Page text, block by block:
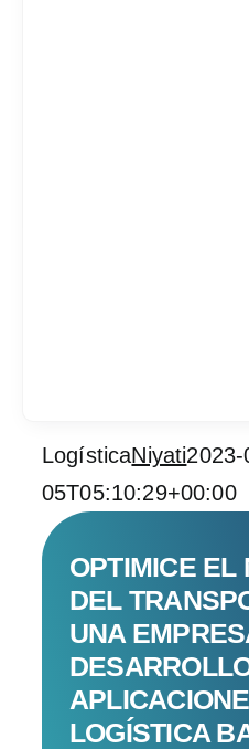
LogísticaNiyati2023-
05T05:10:29+00:00
OPTIMICE EL
DEL
UNA
LOGÍSTICA